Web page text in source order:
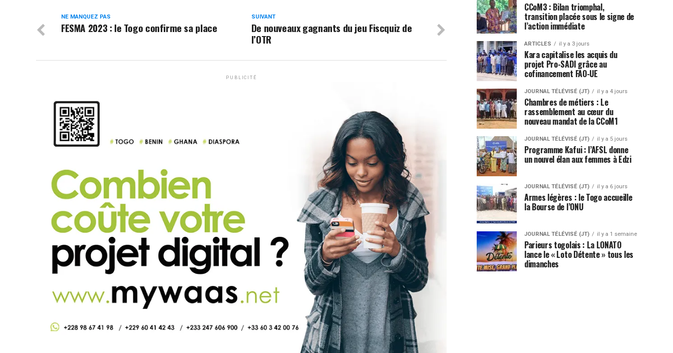
SUIVANT
De nouveaux gagnants du jeu Fiscquiz de
l’OTR
NE MANQUEZ PAS
FESMA 2023 : le Togo confirme sa place
PUBLICITÉ
CCoM3 : Bilan triomphal,
transition placée sous le signe de
l’action immédiate
ARTICLES il y a 3 jours
Kara capitalise les acquis du
projet Pro-SADI grâce au
cofinancement FAO-UE
JOURNAL TÉLÉVISÉ (JT) il y a 4 jours
Chambres de métiers : Le
rassemblement au cœur du
nouveau mandat de la CCoM1
JOURNAL TÉLÉVISÉ (JT) il y a 5 jours
Programme Kafui : l’AFSL donne
un nouvel élan aux femmes à Edzi
JOURNAL TÉLÉVISÉ (JT) il y a 6 jours
Armes légères : le Togo accueille
la Bourse de l’ONU
JOURNAL TÉLÉVISÉ (JT) il y a 1 semaine
Parieurs togolais : La LONATO
lance le « Loto Détente » tous les
dimanches